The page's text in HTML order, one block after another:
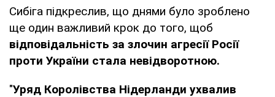
Сибіга підкреслив, що днями було зроблено
ще один важливий крок до того, щоб
відповідальність за злочин агресії Росії
проти України стала невідворотною.
"Уряд Королівства Нідерланди ухвалив